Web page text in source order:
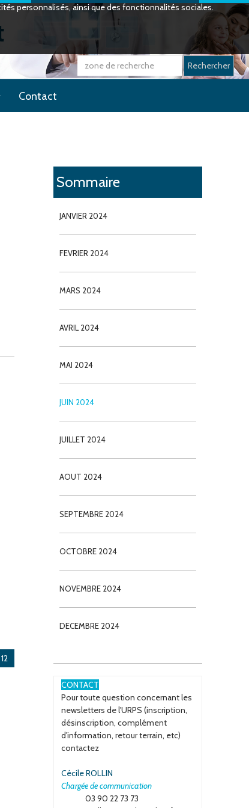
personnalisés, ainsi que des fonctionnalités sociales.
Contact
Rechercher
12
Sommaire
JANVIER 2024
FEVRIER 2024
MARS 2024
AVRIL 2024
MAI 2024
JUIN 2024
JUILLET 2024
AOUT 2024
SEPTEMBRE 2024
OCTOBRE 2024
NOVEMBRE 2024
DECEMBRE 2024
CONTACT
Pour toute question concernant les
newsletters de l'URPS (inscription,
désinscription, complément
d'information, retour terrain, etc)
contactez
Cécile ROLLIN
Chargée de communication
03 90 22 73 73